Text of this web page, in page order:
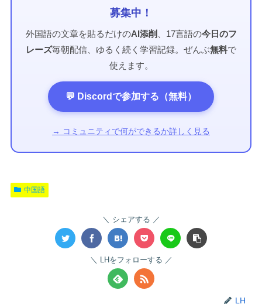
募集中！
外国語の文章を貼るだけのAI添削 、17言語の今日のフ
レーズ毎朝配信、ゆるく続く学習記録。ぜんぶ無料で
使えます。
💬 Discordで参加する（無料）
→ コミュニティで何ができるか詳しく見る
中国語
シェアする
LHをフォローする
LH